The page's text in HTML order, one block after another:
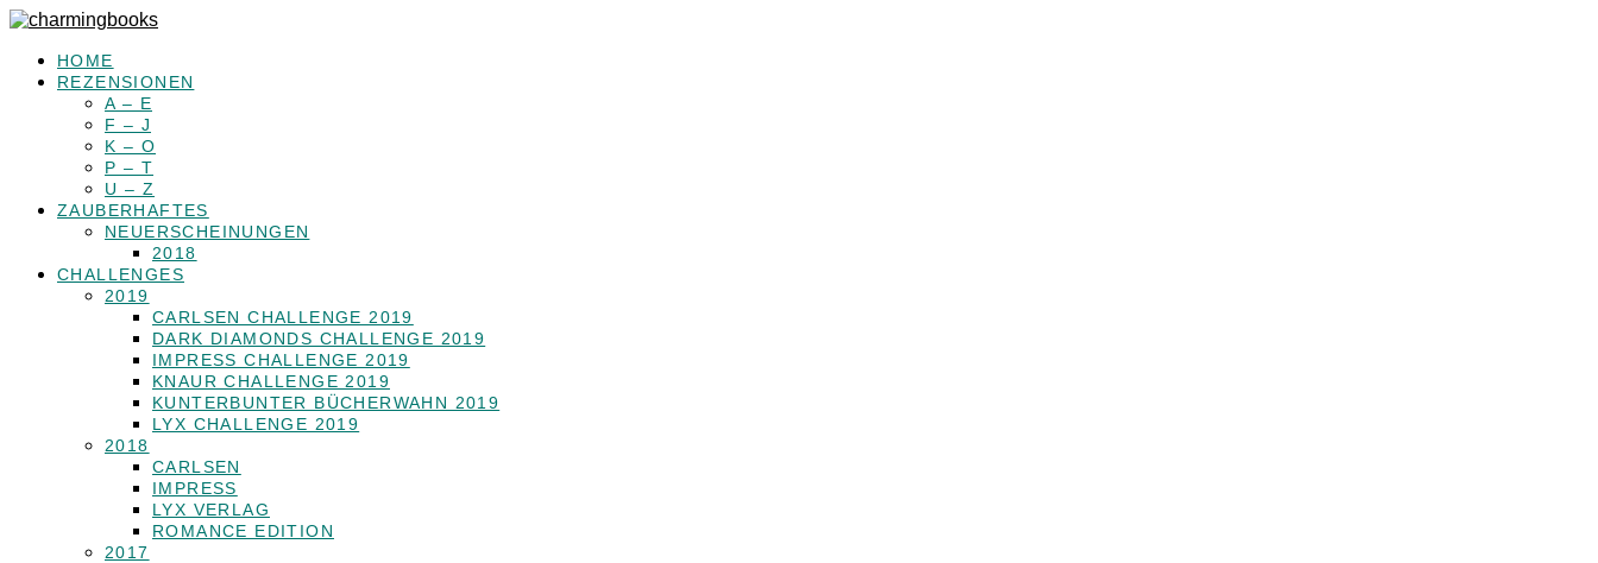
HOME
REZENSIONEN
A – E
F – J
K – O
P – T
U – Z
ZAUBERHAFTES
NEUERSCHEINUNGEN
2018
CHALLENGES
2019
CARLSEN CHALLENGE 2019
DARK DIAMONDS CHALLENGE 2019
IMPRESS CHALLENGE 2019
KNAUR CHALLENGE 2019
KUNTERBUNTER BÜCHERWAHN 2019
LYX CHALLENGE 2019
2018
CARLSEN
IMPRESS
LYX VERLAG
ROMANCE EDITION
2017